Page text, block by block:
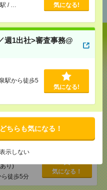
/ … 気になる!
週1出社>審査事務@
駅から徒歩5
気になる!
どちらも気になる！
示しない
ゃんのお散歩付き添
■週払い
気になる！
>審査事務@渋谷駅
り)
ら徒歩5分
気になる！